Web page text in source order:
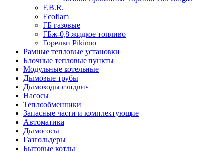
F.B.R.
Ecoflam
ГБ газовые
ГБж-0,8 жидкое топливо
Горелки Pikinno
Рамные тепловые установки
Блочные тепловые пункты
Модульные котельные
Дымовые трубы
Дымоходы сэндвич
Насосы
Теплообменники
Запасные части и комплектующие
Автоматика
Дымососы
Газгольдеры
Бытовые котлы